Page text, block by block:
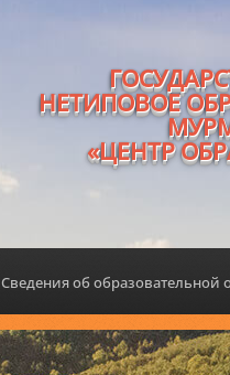
НЕТИПОВОЕ
«ЦЕНТР
Сведения об образовательной